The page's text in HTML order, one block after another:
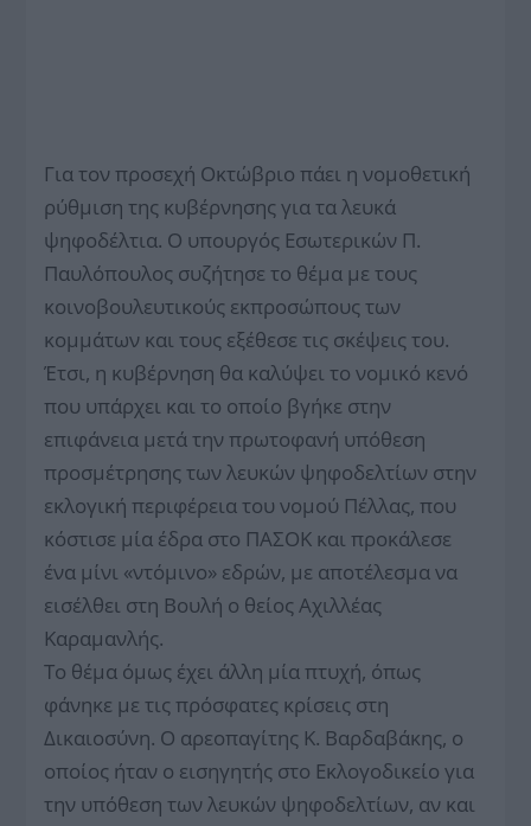
Για τον προσεχή Οκτώβριο πάει η νομοθετική
ρύθμιση της κυβέρνησης για τα λευκά
ψηφοδέλτια. Ο υπουργός Εσωτερικών Π.
Παυλόπουλος συζήτησε το θέμα με τους
κοινοβουλευτικούς εκπροσώπους των
κομμάτων και τους εξέθεσε τις σκέψεις του.
Έτσι, η κυβέρνηση θα καλύψει το νομικό κενό
που υπάρχει και το οποίο βγήκε στην
επιφάνεια μετά την πρωτοφανή υπόθεση
προσμέτρησης των λευκών ψηφοδελτίων στην
εκλογική περιφέρεια του νομού Πέλλας, που
κόστισε μία έδρα στο ΠΑΣΟΚ και προκάλεσε
ένα μίνι «ντόμινο» εδρών, με αποτέλεσμα να
εισέλθει στη Βουλή ο θείος Αχιλλέας
Καραμανλής.
Το θέμα όμως έχει άλλη μία πτυχή, όπως
φάνηκε με τις πρόσφατες κρίσεις στη
Δικαιοσύνη. Ο αρεοπαγίτης Κ. Βαρδαβάκης, ο
οποίος ήταν ο εισηγητής στο Εκλογοδικείο για
την υπόθεση των λευκών ψηφοδελτίων, αν και